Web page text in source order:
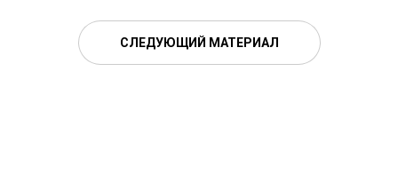
СЛЕДУЮЩИЙ МАТЕРИАЛ